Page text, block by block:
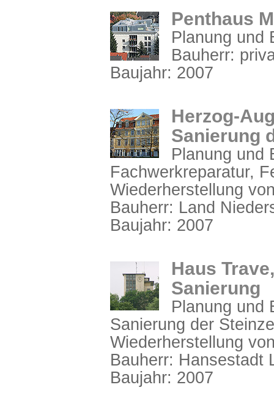
Penthaus
Planung und
Bauherr:
Baujahr: 2007
Herzog-
Sanierung
Planung und
Fachwerkreparatur,
Wiederherstellung
Bauherr: Land
Baujahr: 2007
Haus
Sanierung
Planung und
Sanierung der
Wiederherstellung
Bauherr: Hansestadt
Baujahr: 2007